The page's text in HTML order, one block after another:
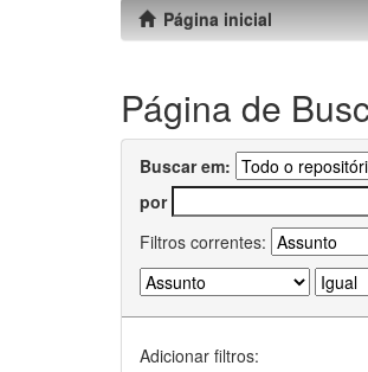
Página inicial
Página de
Buscar em:
por
Filtros correntes:
Adicionar filtros: